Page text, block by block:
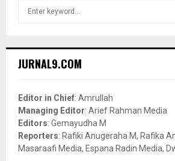
h
o
r
:
JURNAL9.COM
Editor in Chief: Amrullah
Managing Editor: Arief Rahman Media
Editors: Gemayudha M
Reporters: Rafiki Anugeraha M, Rafika
Masaraafi Media, Espana Radin Media,